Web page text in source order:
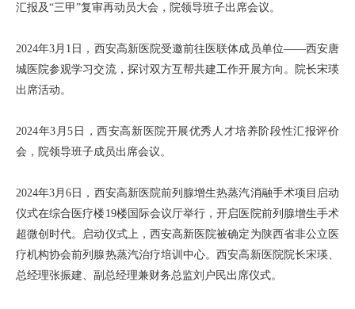
汇报及“三甲”复审再动员大会，院领导班子出席会议。
2024年3月1日，西安高新医院受邀前往医联体成员单位——西安唐
城医院参观学习交流，探讨双方互帮共建工作开展方向。院长宋瑛
出席活动。
2024年3月5日，西安高新医院开展优秀人才培养阶段性汇报评价
会，院领导班子成员出席会议。
2024年3月6日，西安高新医院前列腺增生热蒸汽消融手术项目启动
仪式在综合医疗楼19楼国际会议厅举行，开启医院前列腺增生手术
超微创时代。启动仪式上，西安高新医院被确定为陕西省非公立医
疗机构协会前列腺热蒸汽治疗培训中心。西安高新医院院长宋瑛、
总经理张振建、副总经理兼财务总监刘户民出席仪式。